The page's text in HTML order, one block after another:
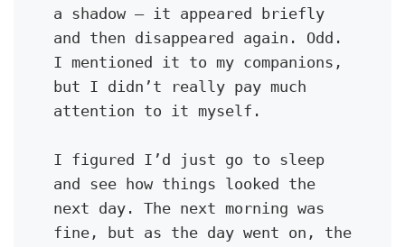
a shadow — it appeared briefly
and then disappeared again. Odd.
I mentioned it to my companions,
but I didn’t really pay much
attention to it myself.
I figured I’d just go to sleep
and see how things looked the
next day. The next morning was
fine, but as the day went on, the